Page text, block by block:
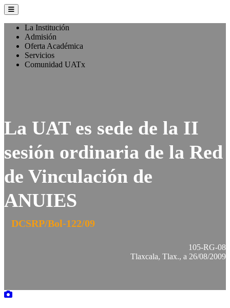
La Institución
Admisión
Oferta Académica
Servicios
Comunidad UATx
La UAT es sede de la II
sesión ordinaria de la Red
de Vinculación de
ANUIES
DCSRP/Bol-122/09
105-RG-08
Tlaxcala, Tlax., a 26/08/2009